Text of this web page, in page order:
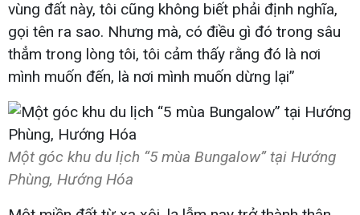
vùng đất này, tôi cũng không biết phải định nghĩa,
gọi tên ra sao. Nhưng mà, có điều gì đó trong sâu
thẳm trong lòng tôi, tôi cảm thấy rằng đó là nơi
mình muốn đến, là nơi mình muốn dừng lại”
Một góc khu du lịch “5 mùa Bungalow” tại Hướng
Phùng, Hướng Hóa